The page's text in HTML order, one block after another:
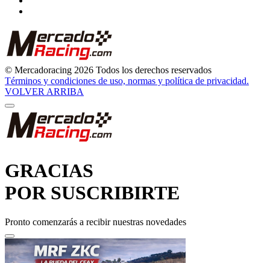
© Mercadoracing 2026 Todos los derechos reservados
Términos y condiciones de uso, normas y política de privacidad.
VOLVER ARRIBA
GRACIAS
POR SUSCRIBIRTE
Pronto comenzarás a recibir nuestras novedades